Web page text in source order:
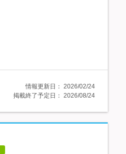
情報更新日： 2026/02/24
掲載終了予定日： 2026/08/24